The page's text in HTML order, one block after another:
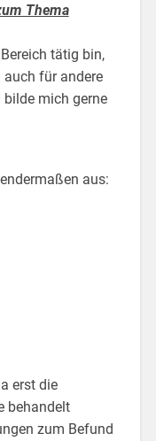
Thema
tätig bin,
für andere
bilde mich gerne
aus:
erst die
behandelt
zum Befund